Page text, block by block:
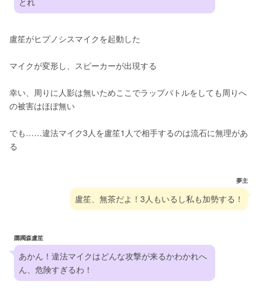
盧笙がヒプノシスマイクを起動した
マイクが変形し、スピーカーが出現する
幸い、周りに人影は無いためここでラップバトルをしても周りへ
の被害はほぼ無い
でも……違法マイク3人を盧笙1人で相手するのは流石に無理があ
る
夢主
盧笙、無茶だよ！3人もいるし私も加勢する！
躑躅森盧笙
あかん！違法マイクはどんな攻撃が来るかわかれへ
ん、危険すぎるわ！